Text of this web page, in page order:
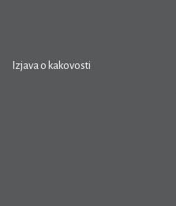
Izjava o kakovosti